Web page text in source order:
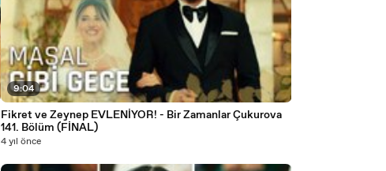
9:04
Fikret ve Zeynep EVLENİYOR! - Bir Zamanlar Çukurova
141. Bölüm (FİNAL)
4 yıl önce